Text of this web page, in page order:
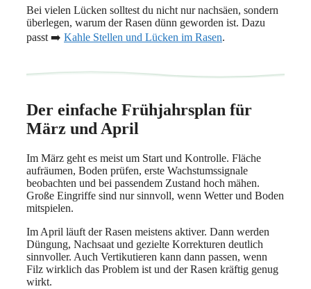
Bei vielen Lücken solltest du nicht nur nachsäen, sondern
überlegen, warum der Rasen dünn geworden ist. Dazu
passt ➡️ Kahle Stellen und Lücken im Rasen.
Der einfache Frühjahrsplan für
März und April
Im März geht es meist um Start und Kontrolle. Fläche
aufräumen, Boden prüfen, erste Wachstumssignale
beobachten und bei passendem Zustand hoch mähen.
Große Eingriffe sind nur sinnvoll, wenn Wetter und Boden
mitspielen.
Im April läuft der Rasen meistens aktiver. Dann werden
Düngung, Nachsaat und gezielte Korrekturen deutlich
sinnvoller. Auch Vertikutieren kann dann passen, wenn
Filz wirklich das Problem ist und der Rasen kräftig genug
wirkt.